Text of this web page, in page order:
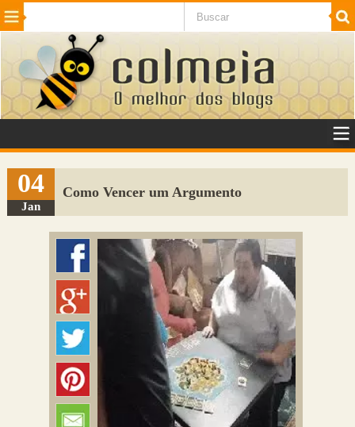
Beleza Cinema e TV
Internet Jogos NotÃ­cias SaÃºde
VeÃ­culos Adulto
Sugerir Link
Adicionar Blog
Colmeia Exchange
Perguntas Frequentes
04
Jan
Como Vencer um Argumento